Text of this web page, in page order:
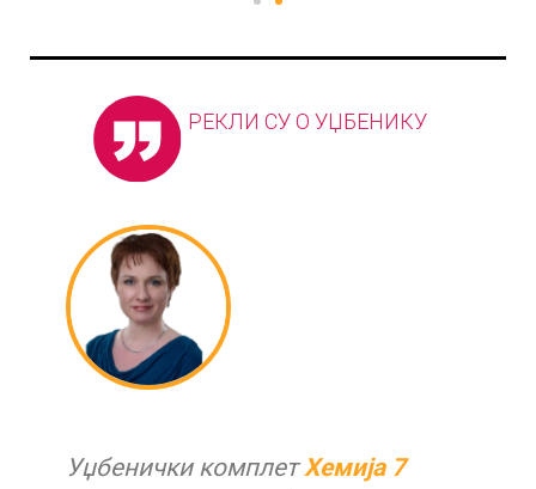
РЕКЛИ СУ О УЏБЕНИКУ
Уџбенички комплетХемија 7